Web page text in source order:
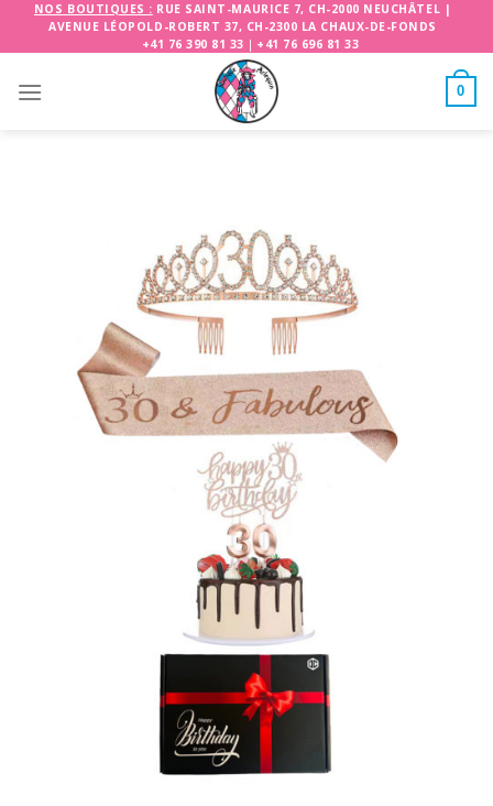
NOS BOUTIQUES : RUE SAINT-MAURICE 7, CH-2000 NEUCHÂTEL |
AVENUE LÉOPOLD-ROBERT 37, CH-2300 LA CHAUX-DE-FONDS
+41 76 390 81 33 | +41 76 696 81 33
0